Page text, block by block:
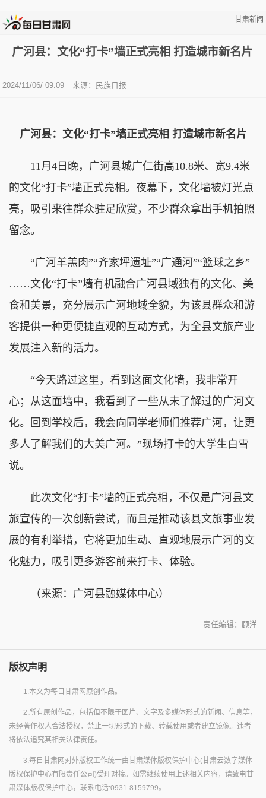
甘肃新闻
广河县：文化“打卡”墙正式亮相 打造城市新名片
2024/11/06/ 09:09 来源：民族日报
广河县：文化“打卡”墙正式亮相 打造城市新名片
11月4日晚，广河县城广仁街高10.8米、宽9.4米
的文化“打卡”墙正式亮相。夜幕下，文化墙被灯光点
亮，吸引来往群众驻足欣赏，不少群众拿出手机拍照
留念。
“广河羊羔肉”“齐家坪遗址”“广通河”“篮球之乡”
……文化“打卡”墙有机融合广河县域独有的文化、美
食和美景，充分展示广河地域全貌，为该县群众和游
客提供一种更便捷直观的互动方式，为全县文旅产业
发展注入新的活力。
“今天路过这里，看到这面文化墙，我非常开
心；从这面墙中，我看到了一些从未了解过的广河文
化。回到学校后，我会向同学老师们推荐广河，让更
多人了解我们的大美广河。”现场打卡的大学生白雪
说。
此次文化“打卡”墙的正式亮相，不仅是广河县文
旅宣传的一次创新尝试，而且是推动该县文旅事业发
展的有利举措，它将更加生动、直观地展示广河的文
化魅力，吸引更多游客前来打卡、体验。
（来源：广河县融媒体中心）
责任编辑：顾洋
版权声明
1.本文为每日甘肃网原创作品。
2.所有原创作品，包括但不限于图片、文字及多媒体形式的新闻、信息等，
未经著作权人合法授权，禁止一切形式的下载、转载使用或者建立镜像。违者
将依法追究其相关法律责任。
3.每日甘肃网对外版权工作统一由甘肃媒体版权保护中心(甘肃云数字媒体
版权保护中心有限责任公司)受理对接。如需继续使用上述相关内容，请致电甘
肃媒体版权保护中心，联系电话:0931-8159799。